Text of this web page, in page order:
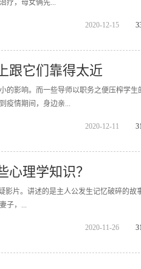
疗，母女俩先...
2020-12-15
跟它们靠得太近
影响。而一些导师以职务之便压榨学生
疫情期间，身边亲...
2020-12-11
理学知识？
疑影片。讲述的是主人公发生记忆破碎的
子，...
2020-11-26